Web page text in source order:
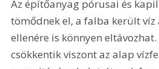
Az építőanyag pórusai és
tömődnek el, a falba került víz
ellenére is könnyen eltávozhat.
csökkentik viszont az alap